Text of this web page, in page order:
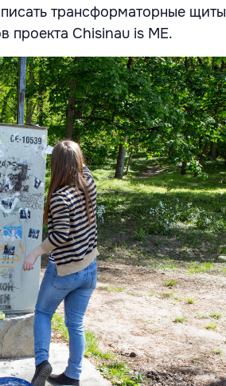
трансформаторные щиты
проекта Chisinau is ME.